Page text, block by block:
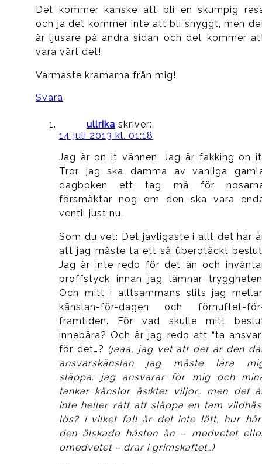
Det kommer kanske att bli en skumpig
och ja det kommer inte att bli snyggt, men
är ljusare på andra sidan och det kommer
vara värt det!
Varmaste kramarna från mig!
Svara
ullrika skriver:
14 juli 2013 kl. 01:18
Jag är on it vännen. Jag är fakking on
Tror jag ska damma av vanliga
dagboken ett tag mä för
försmäktar nog om den ska vara
ventil just nu.
Som du vet: Det jävligaste i allt det här
att jag måste ta ett så überotäckt
Jag är inte redo för det än och
proffstyck innan jag lämnar
Och mitt i alltsammans slits jag
känslan-för-dagen och förnuftet-
framtiden. För vad skulle mitt
innebära? Och är jag redo att “ta
för det…? (jaaa, jag vet att det är den
ansvarskänslan jag måste lära
släppa: jag ansvarar för mig och
tankar känslor åsikter viljor… men det
inte heller rätt att släppa en tam
lös? i vilket fall är det inte lätt, hur
den älskade hästen än – medvetet
omedvetet – drar i grimskaftet…)